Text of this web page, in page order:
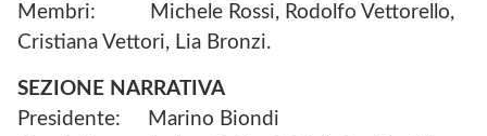
Membri: Michele Rossi, Rodolfo Vettorello,
Cristiana Vettori, Lia Bronzi.
SEZIONE NARRATIVA
Presidente: Marino Biondi